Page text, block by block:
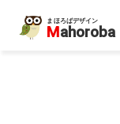
まほろばデザイン
Mahoroba